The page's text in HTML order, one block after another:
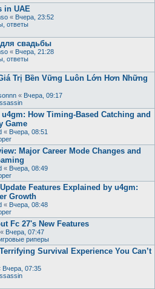
in UAE
« Вчера, 23:52
ответы
свадьбы
« Вчера, 21:28
ответы
Trị Bền Vững Luôn Lớn Hơn Những
« Вчера, 09:17
How Timing-Based Catching and
Game
« Вчера, 08:51
Major Career Mode Changes and
« Вчера, 08:49
Features Explained by u4gm:
Growth
« Вчера, 08:48
Fc 27's New Features
« Вчера, 07:47
риперы
Survival Experience You Can’t
Вчера, 07:35